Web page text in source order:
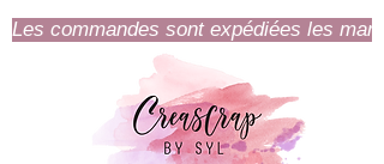
Les commandes sont expédiées les